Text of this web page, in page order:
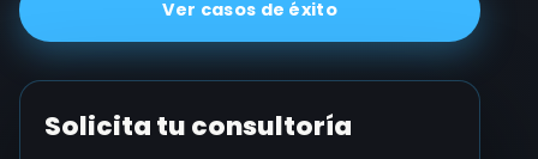
Ver casos de éxito
Solicita tu consultoría